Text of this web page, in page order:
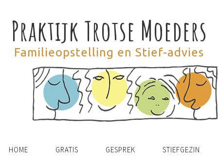
Praktijk Trotse Moeders
Familieopstelling en Stief-advies
HOME GRATIS GESPREK STIEFGEZIN